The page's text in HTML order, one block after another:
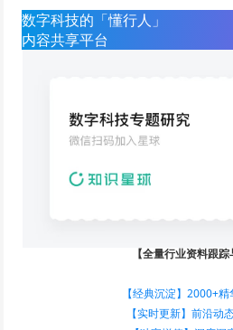
数字科技的「懂行人」
内容共享平台
【全量行业资料跟踪
【经典沉淀】2000+
【实时更新】前沿动